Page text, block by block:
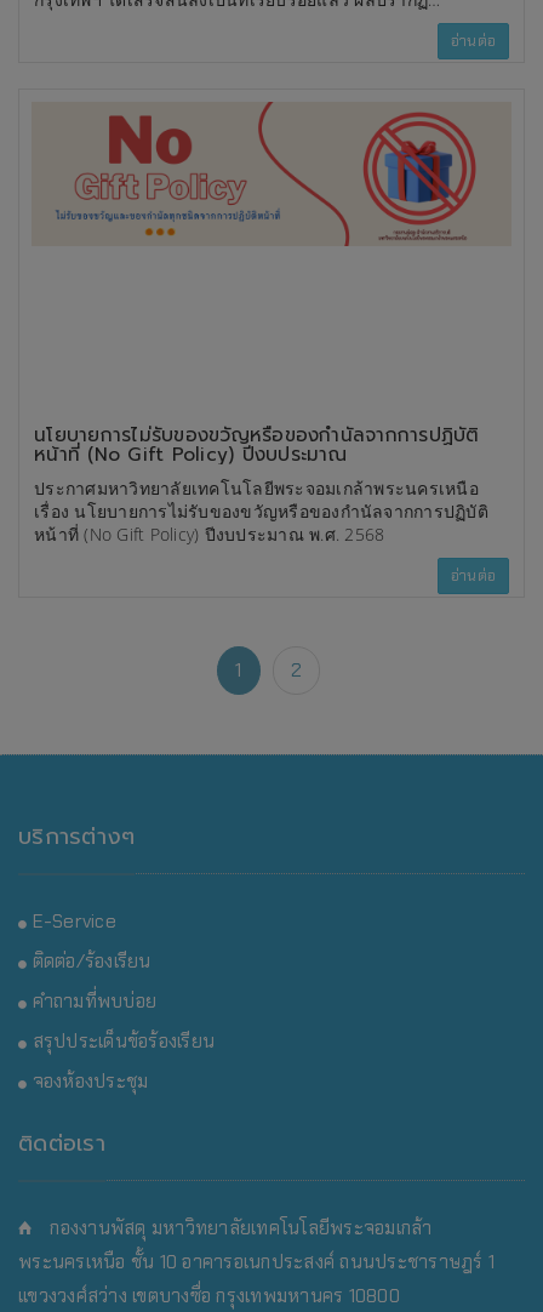
ว่า โครงสร้างของอาคารทุกอาคารในมหาวิทยาลัยฯ มีความ
อ่านต่อ
นโยบายการไม่รับของขวัญหรือของกำนัลจากการปฏิบัติ
หน้าที่ (No Gift Policy) ปีงบประมาณ
ประกาศมหาวิทยาลัยเทคโนโลยีพระจอมเกล้าพระนครเหนือ
เรื่อง นโยบายการไม่รับของขวัญหรือของกำนัลจากการปฏิบัติ
หน้าที่ (No Gift Policy) ปีงบประมาณ พ.ศ. 2568
อ่านต่อ
1 2
บริการต่างๆ
E-Service
ติดต่อ/ร้องเรียน
คำถามที่พบบ่อย
สรุปประเด็นข้อร้องเรียน
จองห้องประชุม
ติดต่อเรา
กองงานพัสดุ มหาวิทยาลัยเทคโนโลยีพระจอมเกล้า
พระนครเหนือ ชั้น 10 อาคารอเนกประสงค์ ถนนประชาราษฎร์ 1
แขวงวงศ์สว่าง เขตบางซื่อ กรุงเทพมหานคร 10800